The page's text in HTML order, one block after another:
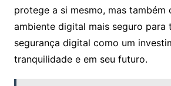
protege a si mesmo, mas também
ambiente digital mais seguro para
segurança digital como um
tranquilidade e em seu futuro.